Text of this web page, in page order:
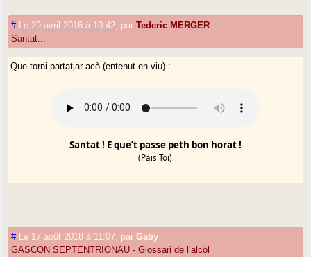
# Le 29 avril 2016 à 10:42 parTederic MERGER
Santat...
Que torni partatjar acò (entenut en viu) :
Santat ! E que’t passe peth bon horat !
(Pais Tòi)
# Le 17 août 2018 à 11:07 parGaby
GASCON SEPTENTRIONAU - Glossari de l’alcòl